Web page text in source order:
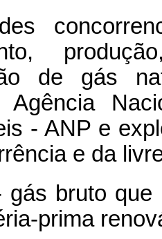
de gás
Agência
- ANP e
e da
gás bruto que
prima